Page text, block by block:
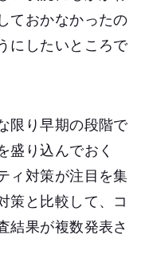
ておかなかったの
にしたいところで
限り早期の段階で
盛り込んでおく
ィ対策が注目を集
策と比較して、コ
結果が複数発表さ